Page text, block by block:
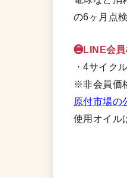
の6ヶ月点
❷LINE会員
・4サイク
※非会員価
原付市場の
使用オイル